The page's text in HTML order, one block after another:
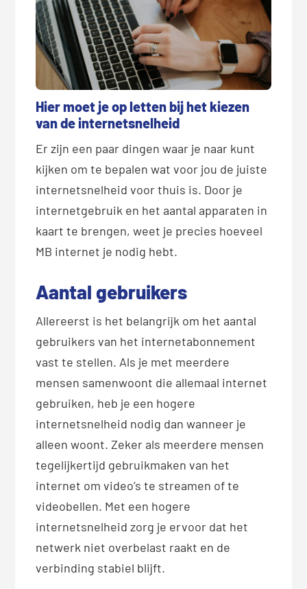
Hier moet je op letten bij het kiezen
van de internetsnelheid
Er zijn een paar dingen waar je naar kunt
kijken om te bepalen wat voor jou de juiste
internetsnelheid voor thuis is. Door je
internetgebruik en het aantal apparaten in
kaart te brengen, weet je precies hoeveel
MB internet je nodig hebt.
Aantal gebruikers
Allereerst is het belangrijk om het aantal
gebruikers van het internetabonnement
vast te stellen. Als je met meerdere
mensen samenwoont die allemaal internet
gebruiken, heb je een hogere
internetsnelheid nodig dan wanneer je
alleen woont. Zeker als meerdere mensen
tegelijkertijd gebruikmaken van het
internet om video’s te streamen of te
videobellen. Met een hogere
internetsnelheid zorg je ervoor dat het
netwerk niet overbelast raakt en de
verbinding stabiel blijft.